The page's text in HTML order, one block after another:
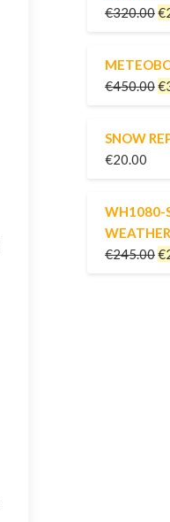
€320.00€
€450.00€
SNOW
€20.00
WH1080-
€245.00€